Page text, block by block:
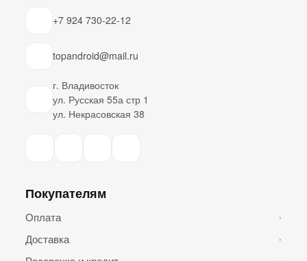
+7 924 730-22-12
topandroid@mail.ru
г. Владивосток
ул. Русская 55а стр 1
ул. Некрасовская 38
Покупателям
Оплата ›
Доставка ›